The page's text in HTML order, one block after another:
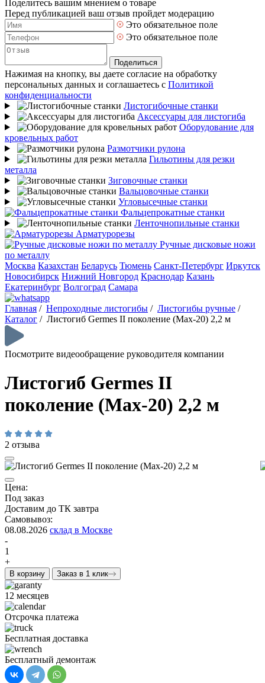
Поделитесь вашим мнением о товаре
Перед публикацией ваш отзыв пройдет модерацию
Это обязательное поле
Это обязательное поле
Поделиться
Нажимая на кнопку, вы даете согласие на обработку
персональных данных и соглашаетесь с Политикой
конфиденциальности
Листогибочные станки
Аксессуары для листогиба
Оборудование для
кровельных работ
Размотчики рулона
Гильотины для резки
металла
Зиговочные станки
Вальцовочные станки
Угловысечные станки
Фальцепрокатные станки
Ленточнопильные станки
Арматурорезы
Ручные дисковые ножи
по металлу
Москва Казахстан Беларусь Тюмень Санкт-Петербург Иркутск
Новосибирск Нижний Новгород Краснодар Казань
Екатеринбург Волгоград Самара
Главная / Непроходные листогибы / Листогибы ручные /
Каталог / Листогиб Germes II поколение (Max-20) 2,2 м
Посмотрите видеообращение руководителя компании
Листогиб Germes II
поколение (Max-20) 2,2 м
2 отзыва
Цена:
Под заказ
Доставим до ТК завтра
Самовывоз:
08.08.2026 склад в Москве
-
1
+
В корзину Заказ в 1 клик
12 месяцев
Отсрочка платежа
Бесплатная доставка
Бесплатный демонтаж